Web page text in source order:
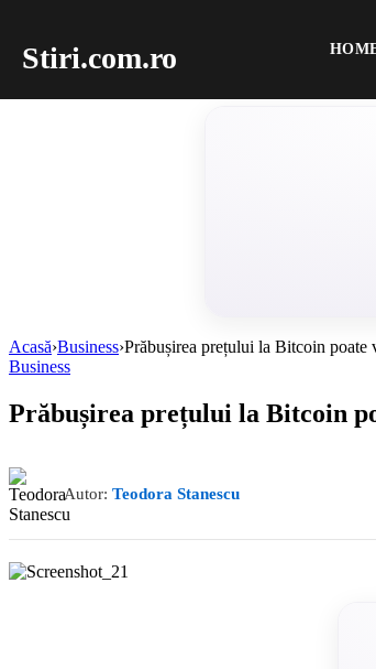
Stiri.com.ro
Acasă›Business›Prăbușirea prețului la Bitcoin poate
Business
Prăbușirea prețului la Bitcoin
Autor: Teodora Stanescu